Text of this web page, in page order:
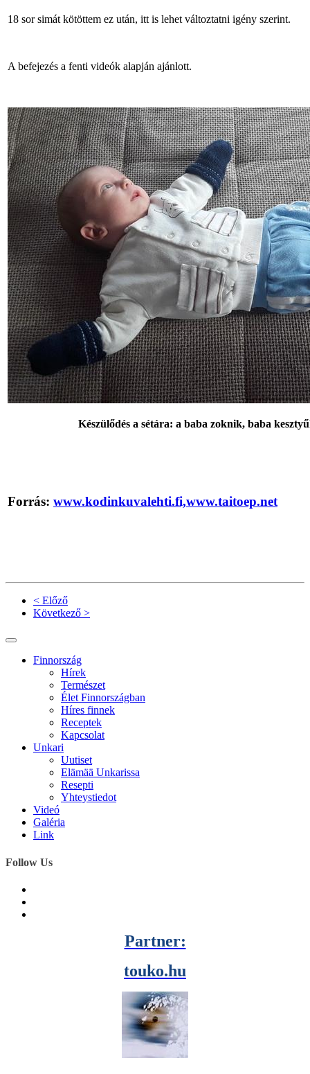
18 sor simát kötöttem ez után, itt is lehet változtatni igény szerint.
A befejezés a fenti videók alapján ajánlott.
Készülődés a sétára: a baba zoknik, baba
Forrás: www.kodinkuvalehti.fi,www.taitoep.net
< Előző
Következő >
Finnország
Hírek
Természet
Élet Finnországban
Híres finnek
Receptek
Kapcsolat
Unkari
Uutiset
Elämää Unkarissa
Resepti
Yhteystiedot
Videó
Galéria
Link
Follow Us
Partner:
touko.hu